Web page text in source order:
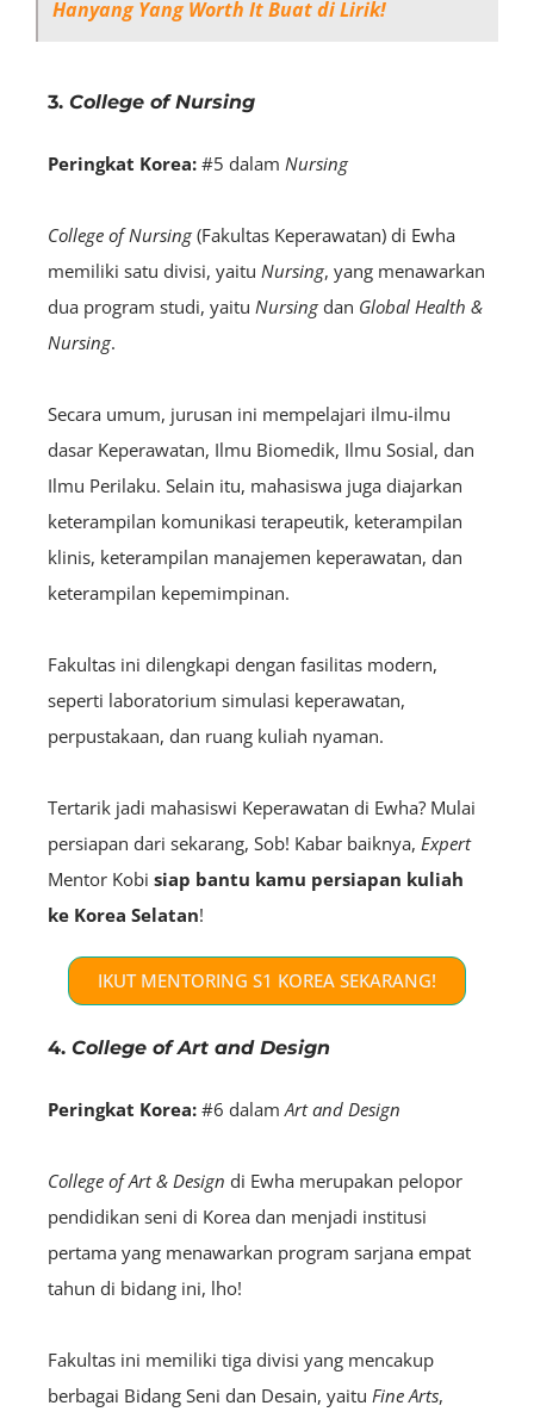
Hanyang Yang Worth It Buat di Lirik!
3. College of Nursing
Peringkat Korea: #5 dalam Nursing
College of Nursing(Fakultas Keperawatan) di Ewha
memiliki satu divisi, yaitu Nursing, yang menawarkan
dua program studi, yaitu Nursingdan Global Health &
Nursing.
Secara umum, jurusan ini mempelajari ilmu-ilmu
dasar Keperawatan, Ilmu Biomedik, Ilmu Sosial, dan
Ilmu Perilaku. Selain itu, mahasiswa juga diajarkan
keterampilan komunikasi terapeutik, keterampilan
klinis, keterampilan manajemen keperawatan, dan
keterampilan kepemimpinan.
Fakultas ini dilengkapi dengan fasilitas modern,
seperti laboratorium simulasi keperawatan,
perpustakaan, dan ruang kuliah nyaman.
Tertarik jadi mahasiswi Keperawatan di Ewha? Mulai
persiapan dari sekarang, Sob! Kabar baiknya, Expert
Mentor Kobi siap bantu kamu persiapan kuliah
ke Korea Selatan!
IKUT MENTORING S1 KOREA SEKARANG!
4. College of Art and Design
Peringkat Korea: #6 dalamArt and Design
College of Art & Design di Ewha merupakan pelopor
pendidikan seni di Korea dan menjadi institusi
pertama yang menawarkan program sarjana empat
tahun di bidang ini, lho!
Fakultas ini memiliki tiga divisi yang mencakup
berbagai Bidang Seni dan Desain, yaitu Fine Arts,